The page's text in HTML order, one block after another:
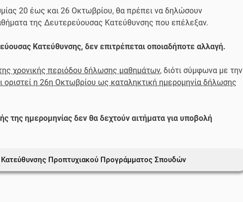
20 έως και 26 Οκτωβρίου, θα πρέπει να δηλώσουν
της Δευτερεύουσας Κατεύθυνσης που επέλεξαν.
Κατεύθυνσης, δεν επιτρέπεται οποιαδήποτε αλλαγή.
χρονικής περιόδου δήλωσης μαθημάτων, διότι σύμφωνα με την
οριστεί η 26η Οκτωβρίου ως καταληκτική ημερομηνία δήλωσης
της ημερομηνίας δεν θα δεχτούν αιτήματα για υποβολή
Προπτυχιακού Προγράμματος Σπουδών